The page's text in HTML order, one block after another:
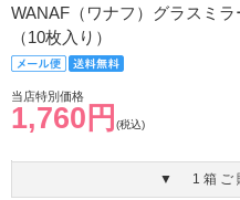
WANAF（ワナフ）グラスミ
（10枚入り）
当店特別価格
1,760円 (税込)
▼ 1箱ご